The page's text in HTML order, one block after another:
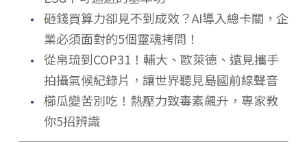
． 砸錢買算力卻見不到成效？AI導入總卡關，企
業必須面對的5個靈魂拷問！
． 從帛琉到COP31！輔大、歐萊德、遠見攜手
拍攝氣候紀錄片，讓世界聽見島國前線聲音
． 櫛瓜變苦別吃！熱壓力致毒素飆升，專家教
你5招辨識